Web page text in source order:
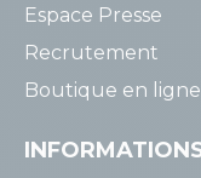
Espace Presse
Recrutement
Boutique en ligne